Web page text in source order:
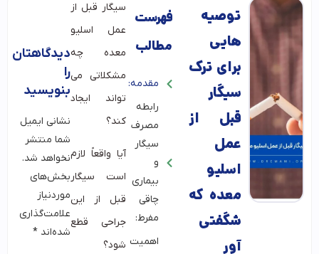
توصیه
هایی
برای ترک
سیگار
قبل از
عمل
اسلیو
معده که
شگفتی
فهرست
مطالب
مقدمه:
رابطه
مصرف
سیگار
بیماری
چاقی
مفرط:
اهمیت
سیگار قبل از
عمل اسلیو
معده چه
مشکلاتی می
تواند ایجاد
کند؟
آیا واقعاً لازم
است سیگار
قبل از این
جراحی قطع
شود؟
دیدگاهتان
بنویسید
نشانی ایمیل
شما منتشر
نخواهد شد.
بخش‌های
موردنیاز
علامت‌گذاری
شده‌اند*